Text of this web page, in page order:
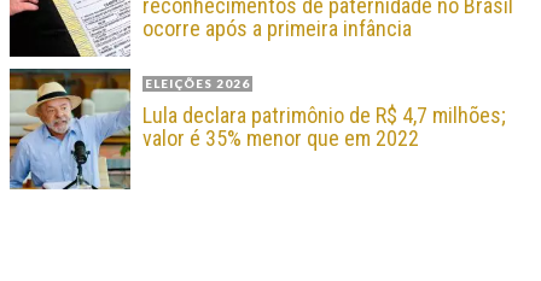
reconhecimentos de paternidade no Brasil
ocorre após a primeira infância
ELEIÇÕES 2026
Lula declara patrimônio de R$ 4,7 milhões;
valor é 35% menor que em 2022